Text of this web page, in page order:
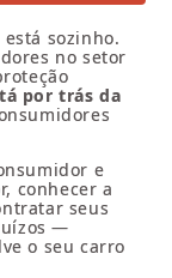
sozinho.
no setor
por trás da
e
conhecer a
seus
—
o seu carro